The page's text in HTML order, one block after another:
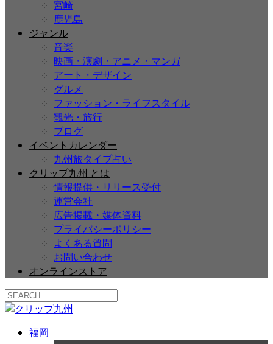
宮崎
鹿児島
ジャンル
音楽
映画・演劇・アニメ・マンガ
アート・デザイン
グルメ
ファッション・ライフスタイル
観光・旅行
ブログ
イベントカレンダー
九州旅タイプ占い
クリップ九州 とは
情報提供・リリース受付
運営会社
広告掲載・媒体資料
プライバシーポリシー
よくある質問
お問い合わせ
オンラインストア
福岡